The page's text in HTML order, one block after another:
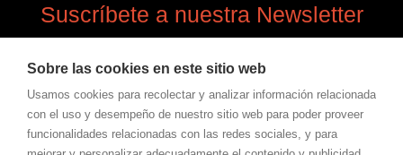
Suscríbete a nuestra Newsletter
noticias, información de novedades.
Email
Inscríbirse
Sobre las cookies en este sitio web
Usamos cookies para recolectar y analizar información relacionada
con el uso y desempeño de nuestro sitio web para poder proveer
funcionalidades relacionadas con las redes sociales, y para